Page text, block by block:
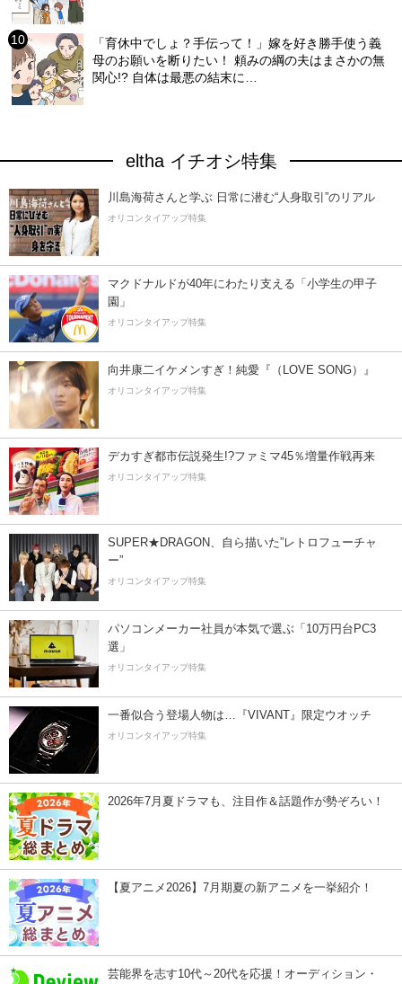
「育休中でしょ？手伝って！」嫁を好き勝手使う義
母のお願いを断りたい！ 頼みの綱の夫はまさかの無
関心!? 自体は最悪の結末に…
eltha イチオシ特集
川島海荷さんと学ぶ 日常に潜む“人身取引”のリアル
オリコンタイアップ特集
マクドナルドが40年にわたり支える「小学生の甲子
園」
オリコンタイアップ特集
向井康二イケメンすぎ！純愛『（LOVE SONG）』
オリコンタイアップ特集
デカすぎ都市伝説発生!?ファミマ45％増量作戦再来
オリコンタイアップ特集
SUPER★DRAGON、自ら描いた”レトロフューチャ
ー”
オリコンタイアップ特集
パソコンメーカー社員が本気で選ぶ「10万円台PC3
選」
オリコンタイアップ特集
一番似合う登場人物は…『VIVANT』限定ウオッチ
オリコンタイアップ特集
2026年7月夏ドラマも、注目作＆話題作が勢ぞろい！
【夏アニメ2026】7月期夏の新アニメを一挙紹介！
芸能界を志す10代～20代を応援！オーディション・